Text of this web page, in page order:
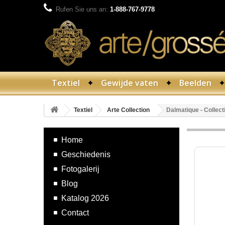
Rufen Sie uns an: 1-888-767-9778
Textiel Gewijde vaten Beelden
Textiel Arte Collection Dalmatique -
Home
Geschiedenis
Fotogalerij
Blog
Katalog 2026
Contact